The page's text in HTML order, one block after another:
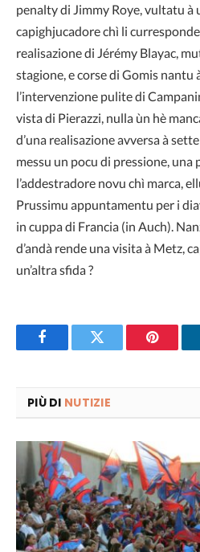
penalty di Jimmy Roye, vultatu à
capighjucadore chì li
realisazione di Jérémy Blayac,
stagione, e corse di Gomis nantu
l’intervenzione pulite di
vista di Pierazzi, nulla ùn hè
d’una realisazione avversa à
messu un pocu di pressione,
l’addestradore novu chì marca,
Prussimu appuntamentu per i
in cuppa di Francia (in Auch).
d’andà rende una visita à Metz,
un’altra sfida ?
FacebookTwitter
PIÙ DI NUTIZIE